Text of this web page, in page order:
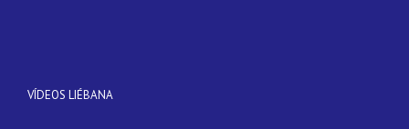
VÍDEOS LIÉBANA